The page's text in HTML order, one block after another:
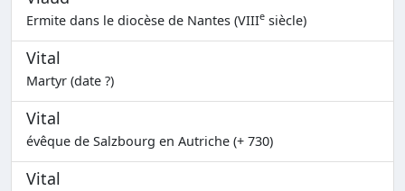
Ermite dans le diocèse de Nantes (VIIIe siècle)
Vital
Martyr (date ?)
Vital
évêque de Salzbourg en Autriche (+ 730)
Vital